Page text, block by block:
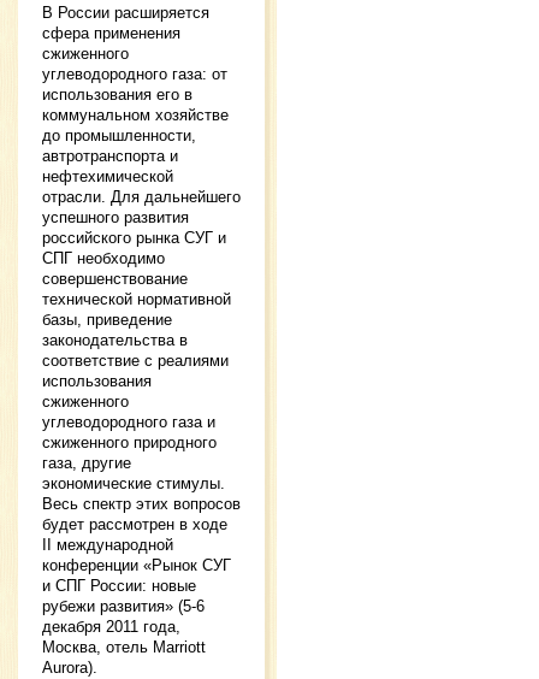
В России расширяется
сфера применения
сжиженного
углеводородного газа: от
использования его в
коммунальном хозяйстве
до промышленности,
автротранспорта и
нефтехимической
отрасли. Для дальнейшего
успешного развития
российского рынка СУГ и
СПГ необходимо
совершенствование
технической нормативной
базы, приведение
законодательства в
соответствие с реалиями
использования
сжиженного
углеводородного газа и
сжиженного природного
газа, другие
экономические стимулы.
Весь спектр этих вопросов
будет рассмотрен в ходе
II международной
конференции «Рынок СУГ
и СПГ России: новые
рубежи развития» (5-6
декабря 2011 года,
Москва, отель Marriott
Aurora).